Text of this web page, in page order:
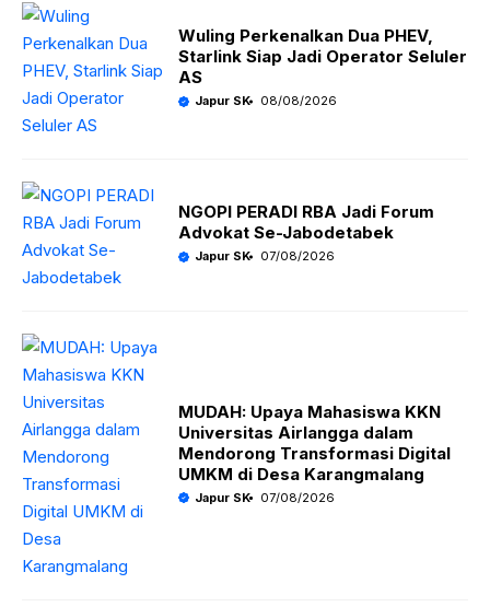
Wuling Perkenalkan Dua PHEV,
Starlink Siap Jadi Operator Seluler
AS
Japur SK 08/08/2026
NGOPI PERADI RBA Jadi Forum
Advokat Se-Jabodetabek
Japur SK 07/08/2026
MUDAH: Upaya Mahasiswa KKN
Universitas Airlangga dalam
Mendorong Transformasi Digital
UMKM di Desa Karangmalang
Japur SK 07/08/2026